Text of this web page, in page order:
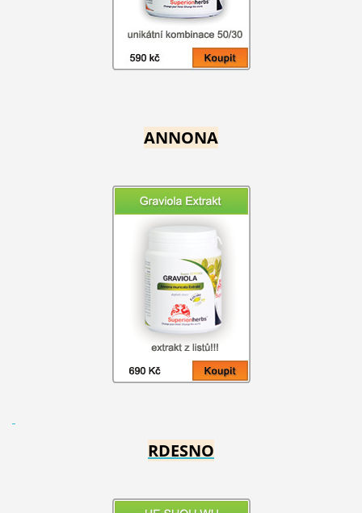
ANNONA
RDESNO